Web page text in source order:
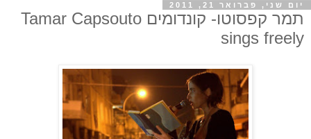
יום שני, פברואר 21, 2011
תמר קפסוטו- קונדומים Tamar Capsouto
sings freely